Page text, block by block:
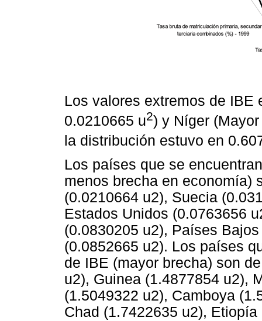
Los valores extremos de IBE
0.0210665 u2) y Níger
la distribución estuvo en
Los países que se
menos brecha en economía)
(0.0210664 u2), Suecia
Estados Unidos (0.0763656
(0.0830205 u2), Países
(0.0852665 u2). Los países
de IBE (mayor brecha) son
u2), Guinea (1.4877854 u2),
(1.5049322 u2), Camboya
Chad (1.7422635 u2),